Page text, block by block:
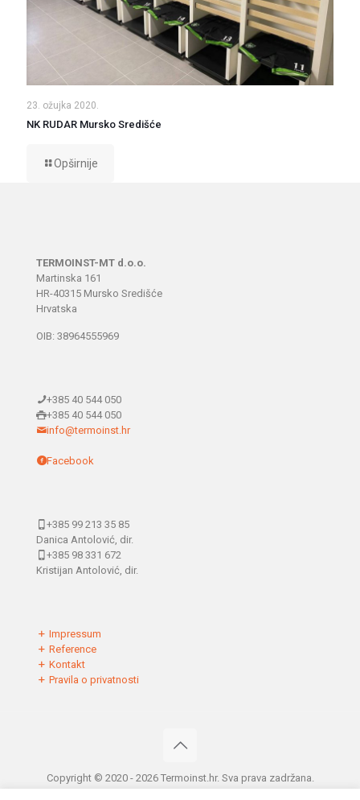
23. ožujka 2020.
NK RUDAR Mursko Središće
Opširnije
TERMOINST-MT d.o.o.
Martinska 161
HR-40315 Mursko Središće
Hrvatska
OIB: 38964555969
+385 40 544 050
+385 40 544 050
info@termoinst.hr
Facebook
+385 99 213 35 85
Danica Antolović, dir.
+385 98 331 672
Kristijan Antolović, dir.
Impressum
Reference
Kontakt
Pravila o privatnosti
Copyright © 2020 - 2026 Termoinst.hr. Sva prava zadržana.